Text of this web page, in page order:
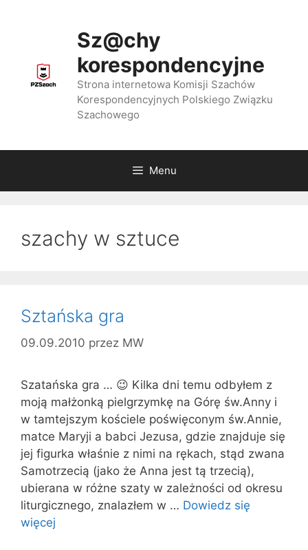
Sz@chy
korespondencyjne
Strona internetowa Komisji Szachów
Korespondencyjnych Polskiego Związku
Szachowego
Menu
szachy w sztuce
Sztańska gra
09.09.2010 przez MW
Szatańska gra … 😉 Kilka dni temu odbyłem z
moją małżonką pielgrzymkę na Górę św.Anny i
w tamtejszym kościele poświęconym św.Annie,
matce Maryji a babci Jezusa, gdzie znajduje się
jej figurka właśnie z nimi na rękach, stąd zwana
Samotrzecią (jako że Anna jest tą trzecią),
ubierana w różne szaty w zależności od okresu
liturgicznego, znalazłem w … Dowiedz się
więcej